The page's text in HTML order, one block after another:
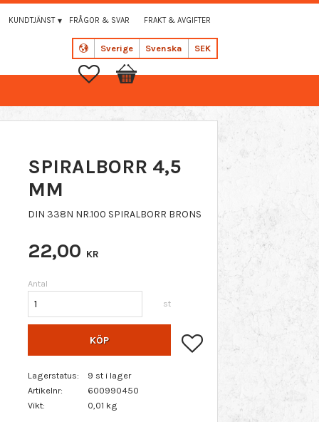
Sverige Svenska SEK
KUNDTJÄNST FRÅGOR & SVAR FRAKT & AVGIFTER
Favoriter
Kundvagn
SPIRALBORR 4,5
MM
DIN 338N NR.100 SPIRALBORR BRONS
22,00 KR
Antal
st
KÖP Lägg till i favoriter
Lagerstatus
9 st i lager
Artikelnr
600990450
Vikt
0,01 kg